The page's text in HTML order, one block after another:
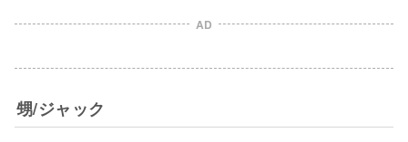
AD
甥/ジャック